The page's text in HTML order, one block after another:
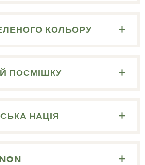
КОЛЬОРУ
ПОСМІШКУ
НАЦІЯ